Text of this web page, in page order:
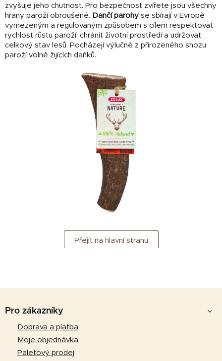
zvyšuje jeho chutnost. Pro bezpečnost zvířete jsou všechny
hrany paroží obroušené. Dančí parohy se sbírají v Evropě
vymezeným a regulovaným způsobem s cílem respektovat
rychlost růstu paroží, chránit životní prostředí a udržovat
celkový stav lesů. Pocházejí výlučně z přirozeného shozu
paroží volně žijících daňků.
Přejít na hlavní stranu
Pro zákazníky
Doprava a platba
Moje objednávka
Paletový prodej